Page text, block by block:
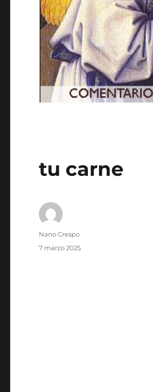
tu carne
Autor
Nano Crespo
Publicado
7 marzo 2025